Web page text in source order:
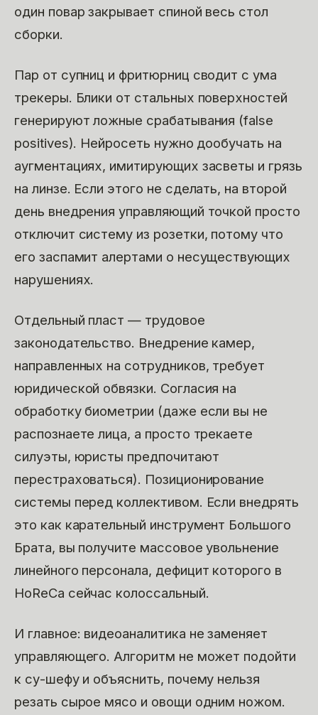
один повар закрывает спиной весь стол
сборки.
Пар от супниц и фритюрниц сводит с ума
трекеры. Блики от стальных поверхностей
генерируют ложные срабатывания (false
positives). Нейросеть нужно дообучать на
аугментациях, имитирующих засветы и грязь
на линзе. Если этого не сделать, на второй
день внедрения управляющий точкой просто
отключит систему из розетки, потому что
его заспамит алертами о несуществующих
нарушениях.
Отдельный пласт — трудовое
законодательство. Внедрение камер,
направленных на сотрудников, требует
юридической обвязки. Согласия на
обработку биометрии (даже если вы не
распознаете лица, а просто трекаете
силуэты, юристы предпочитают
перестраховаться). Позиционирование
системы перед коллективом. Если внедрять
это как карательный инструмент Большого
Брата, вы получите массовое увольнение
линейного персонала, дефицит которого в
HoReCa сейчас колоссальный.
И главное: видеоаналитика не заменяет
управляющего. Алгоритм не может подойти
к су-шефу и объяснить, почему нельзя
резать сырое мясо и овощи одним ножом.